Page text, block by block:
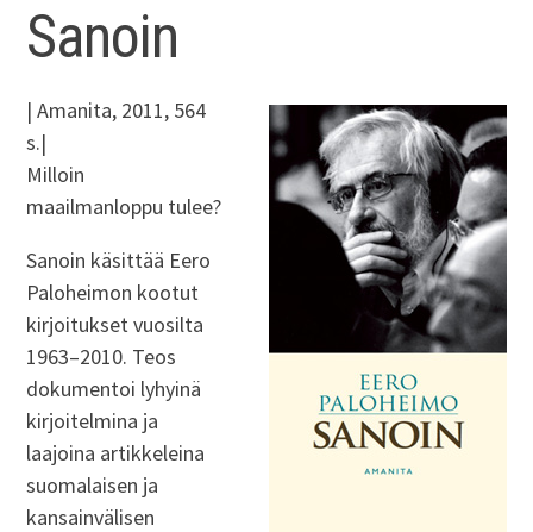
Sanoin
| Amanita, 2011, 564
s.|
Milloin
maailmanloppu tulee?
Sanoin käsittää Eero
Paloheimon kootut
kirjoitukset vuosilta
1963–2010. Teos
dokumentoi lyhyinä
kirjoitelmina ja
laajoina artikkeleina
suomalaisen ja
kansainvälisen